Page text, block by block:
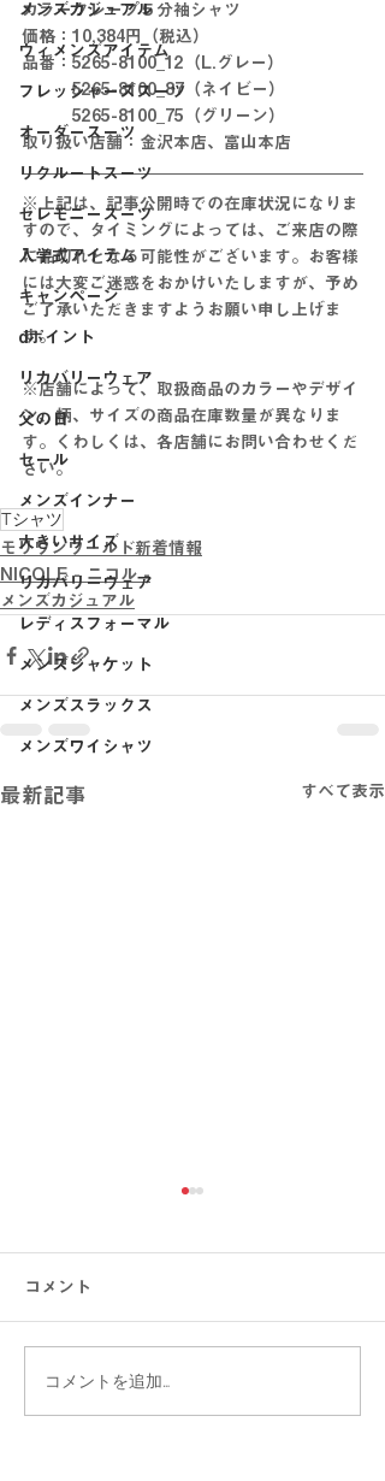
メンズカジュアル
ウィメンズアイテム
フレッシャーズスーツ
オーダースーツ
リクルートスーツ
セレモニースーツ
入学式アイテム
キャンペーン
dポイント
リカバリーウェア
父の日
セール
メンズインナー
大きいサイズ
リカバリーウェア
レディスフォーマル
メンズジャケット
メンズスラックス
メンズワイシャツ
カラークレープ５分袖シャツ
価格：10,384円（税込）
品番：5265-8100_12（L.グレー）
5265-8100_87（ネイビー）
5265-8100_75（グリーン）
取り扱い店舗：金沢本店、富山本店
※上記は、記事公開時での在庫状況になりま
すので、タイミングによっては、ご来店の際
に品切れとなる可能性がございます。お客様
には大変ご迷惑をおかけいたしますが、予め
ご了承いただきますようお願い申し上げま
す。
※店舗によって、取扱商品のカラーやデザイ
ン、柄、サイズの商品在庫数量が異なりま
す。くわしくは、各店舗にお問い合わせくだ
さい。
Tシャツ
モリワンワールド新着情報
NICOLE - ニコル -
メンズカジュアル
最新記事 すべて表示
【涼感コーデ特集】お盆
コメント
コメントを追加…